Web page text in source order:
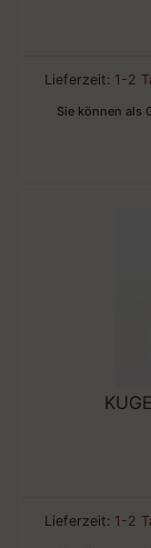
Lieferzeit: 1-2
Sie können als
Lieferzeit: 1-2